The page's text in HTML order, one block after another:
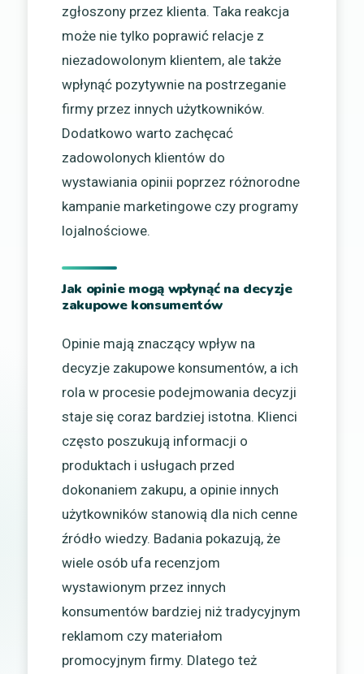
zgłoszony przez klienta. Taka reakcja
może nie tylko poprawić relacje z
niezadowolonym klientem, ale także
wpłynąć pozytywnie na postrzeganie
firmy przez innych użytkowników.
Dodatkowo warto zachęcać
zadowolonych klientów do
wystawiania opinii poprzez różnorodne
kampanie marketingowe czy programy
lojalnościowe.
Jak opinie mogą wpłynąć na decyzje
zakupowe konsumentów
Opinie mają znaczący wpływ na
decyzje zakupowe konsumentów, a ich
rola w procesie podejmowania decyzji
staje się coraz bardziej istotna. Klienci
często poszukują informacji o
produktach i usługach przed
dokonaniem zakupu, a opinie innych
użytkowników stanowią dla nich cenne
źródło wiedzy. Badania pokazują, że
wiele osób ufa recenzjom
wystawionym przez innych
konsumentów bardziej niż tradycyjnym
reklamom czy materiałom
promocyjnym firmy. Dlatego też